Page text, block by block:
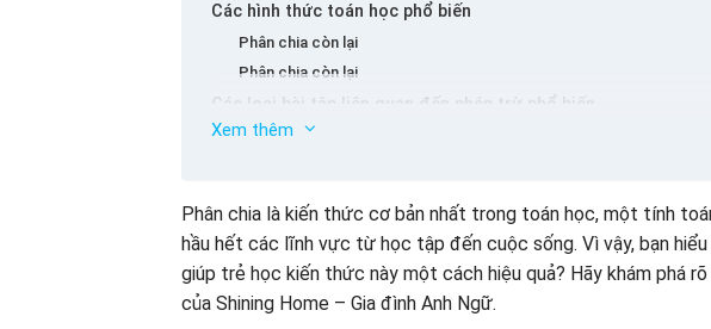
Các hình thức toán học phổ biến
Phân chia còn lại
Phân chia còn lại
Các loại bài tập liên quan đến phép trừ phổ biến
Mẫu 1: Thực hiện tính toán
Bí quyết để giúp trẻ học, ghi nhớ và áp dụng kiến thức về
Học cách chơi – Chơi với Toán Khỉ
Cùng với trẻ em để học và làm chủ chín chương
Cùng với trẻ em học toán thông qua trò chơi
Xem thêm
Phân chia là kiến thức cơ bản nhất trong toán học, một tính
hầu hết các lĩnh vực từ học tập đến cuộc sống. Vì vậy, bạn
giúp trẻ học kiến thức này một cách hiệu quả? Hãy khám phá
của Shining Home – Gia đình Anh Ngữ.